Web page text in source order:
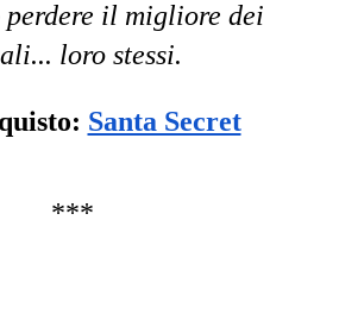
perdere il migliore dei
loro stessi.
Santa Secret
***